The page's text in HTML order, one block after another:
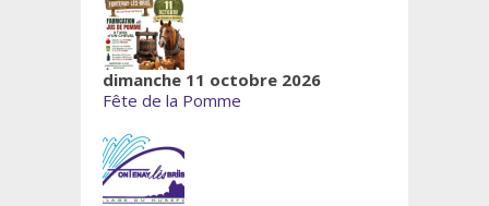
dimanche 11 octobre 2026
Fête de la Pomme